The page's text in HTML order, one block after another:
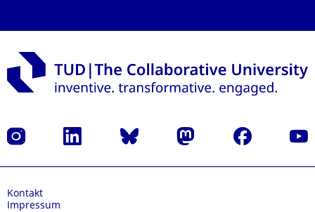
Instagram LinkedIn Bluesky Mastodon Facebook
Kontakt
Impressum